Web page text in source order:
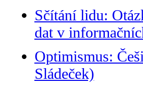
Sčítání lidu:
dat v
Optimismus:
Sládeček)